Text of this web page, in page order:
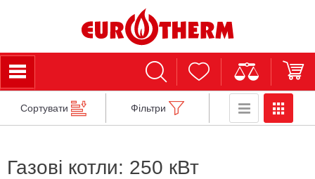
Сортувати Фільтри
Газові котли: 250 кВт